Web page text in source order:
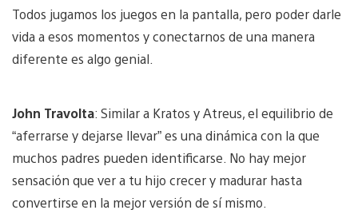
Todos jugamos los juegos en la pantalla, pero poder darle
vida a esos momentos y conectarnos de una manera
diferente es algo genial.
John Travolta: Similar a Kratos y Atreus, el equilibrio de
“aferrarse y dejarse llevar” es una dinámica con la que
muchos padres pueden identificarse. No hay mejor
sensación que ver a tu hijo crecer y madurar hasta
convertirse en la mejor versión de sí mismo.